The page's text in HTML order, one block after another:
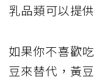
乳品類可以提
如果你不喜歡
豆來替代，黃